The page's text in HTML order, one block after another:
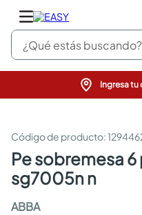
¿Qué estás buscando?
Ingresa tu
:
pe sobremesa 6 puestos gn
sg7005n n
ABBA
pinturas
sanitarios
comedor
escritorio
pisos
armarios closet